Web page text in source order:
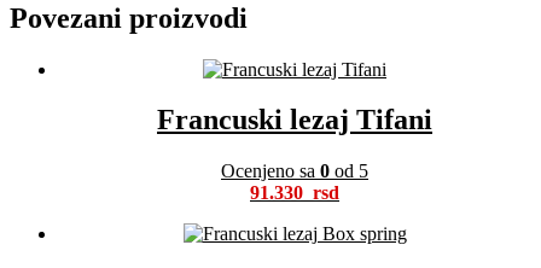
Povezani proizvodi
Francuski lezaj Tifani
Ocenjeno sa 0 od 5
91.330